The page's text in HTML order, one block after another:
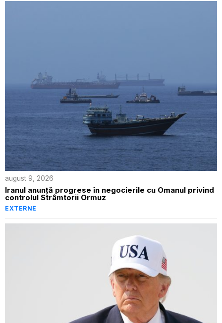
august 9, 2026
Iranul anunță progrese în negocierile cu Omanul privind
controlul Strâmtorii Ormuz
EXTERNE